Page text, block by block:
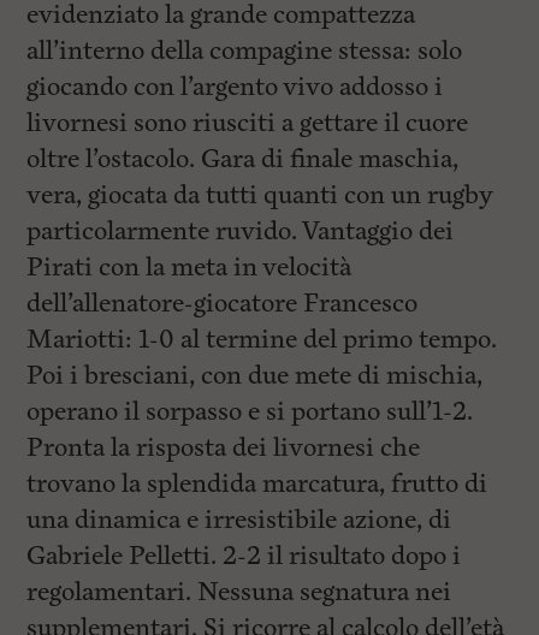
evidenziato la grande compattezza
all’interno della compagine stessa: solo
giocando con l’argento vivo addosso i
livornesi sono riusciti a gettare il cuore
oltre l’ostacolo. Gara di finale maschia,
vera, giocata da tutti quanti con un rugby
particolarmente ruvido. Vantaggio dei
Pirati con la meta in velocità
dell’allenatore-giocatore Francesco
Mariotti: 1-0 al termine del primo tempo.
Poi i bresciani, con due mete di mischia,
operano il sorpasso e si portano sull’1-2.
Pronta la risposta dei livornesi che
trovano la splendida marcatura, frutto di
una dinamica e irresistibile azione, di
Gabriele Pelletti. 2-2 il risultato dopo i
regolamentari. Nessuna segnatura nei